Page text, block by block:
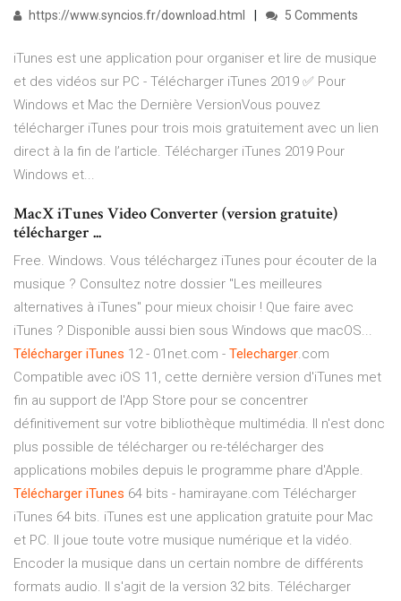
https://www.syncios.fr/download.html 5 Comments
iTunes est une application pour organiser et lire de musique
et des vidéos sur PC - Télécharger iTunes 2019 ✅ Pour
Windows et Mac the Dernière VersionVous pouvez
télécharger iTunes pour trois mois gratuitement avec un lien
direct à la fin de l’article. Télécharger iTunes 2019 Pour
Windows et...
MacX iTunes Video Converter (version gratuite)
télécharger ...
Free. Windows. Vous téléchargez iTunes pour écouter de la
musique ? Consultez notre dossier "Les meilleures
alternatives à iTunes" pour mieux choisir ! Que faire avec
iTunes ? Disponible aussi bien sous Windows que macOS...
Télécharger iTunes 12 - 01net.com - Telecharger.com
Compatible avec iOS 11, cette dernière version d'iTunes met
fin au support de l'App Store pour se concentrer
définitivement sur votre bibliothèque multimédia. Il n'est donc
plus possible de télécharger ou re-télécharger des
applications mobiles depuis le programme phare d'Apple.
Télécharger iTunes 64 bits - hamirayane.com Télécharger
iTunes 64 bits. iTunes est une application gratuite pour Mac
et PC. Il joue toute votre musique numérique et la vidéo.
Encoder la musique dans un certain nombre de différents
formats audio. Il s'agit de la version 32 bits. Télécharger